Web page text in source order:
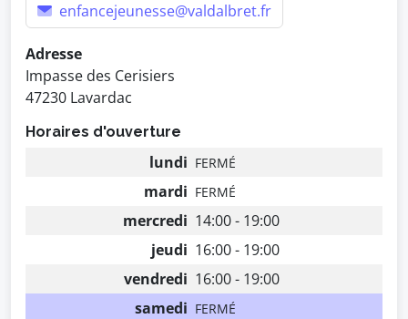
enfancejeunesse@valdalbret.fr
Adresse
Impasse des Cerisiers
47230 Lavardac
Horaires d'ouverture
lundi FERMÉ
mardi FERMÉ
mercredi 14:00 - 19:00
jeudi 16:00 - 19:00
vendredi 16:00 - 19:00
samedi FERMÉ